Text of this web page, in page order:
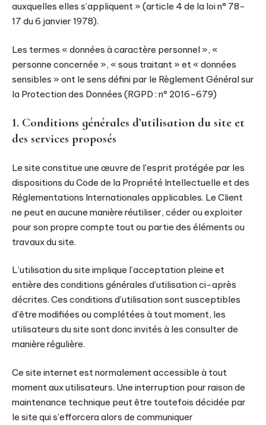
auxquelles elles s’appliquent » (article 4 de la loi n° 78-
17 du 6 janvier 1978).
Les termes « données à caractère personnel », «
personne concernée », « sous traitant » et « données
sensibles » ont le sens défini par le Règlement Général sur
la Protection des Données (RGPD : n° 2016-679)
1. Conditions générales d’utilisation du site et
des services proposés
Le site constitue une œuvre de l’esprit protégée par les
dispositions du Code de la Propriété Intellectuelle et des
Réglementations Internationales applicables. Le Client
ne peut en aucune manière réutiliser, céder ou exploiter
pour son propre compte tout ou partie des éléments ou
travaux du site.
L’utilisation du site implique l’acceptation pleine et
entière des conditions générales d’utilisation ci-après
décrites. Ces conditions d’utilisation sont susceptibles
d’être modifiées ou complétées à tout moment, les
utilisateurs du site sont donc invités à les consulter de
manière régulière.
Ce site internet est normalement accessible à tout
moment aux utilisateurs. Une interruption pour raison de
maintenance technique peut être toutefois décidée par
le site qui s’efforcera alors de communiquer